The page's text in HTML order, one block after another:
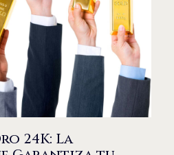
24K: La